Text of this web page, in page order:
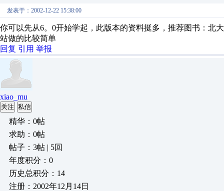
发表于：2002-12-22 15:38:00
你可以先从6。0开始学起，此版本的资料挺多，推荐图书：北
站做的比较简单
回复 引用 举报
xiao_mu
关注 私信
精华：0帖
求助：0帖
帖子：3帖 | 5回
年度积分：0
历史总积分：14
注册：2002年12月14日